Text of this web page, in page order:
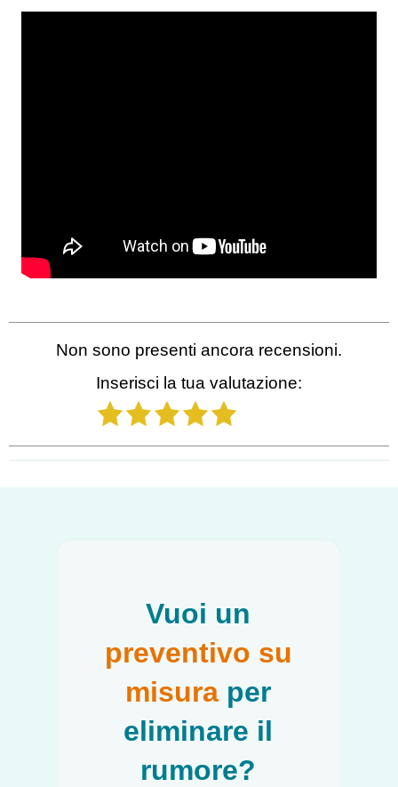
Non sono presenti ancora recensioni.
Inserisci la tua valutazione:
1
2 3 4 5
Salta blocco
Vuoi un
preventivo su
misura per
eliminare il
rumore?